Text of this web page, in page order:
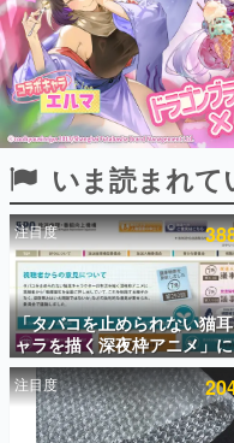
アプリセール情報
インタビュー
連載・特集
殿堂入り記事
SNS拡散数が
ど。多くの人
事をまとめま
ゲームの企
名作ゲームク
聞きし、ヒッ
きます。
赫本
この物語を解
の形をした短編
いま読まれて
注目度
「タバコを止められない猫
ャラを描く深夜枠アニメ」
聴者の一部から批判意見。
薬物の使用と思わしき描写
めて、BPOが議論を交わす
注目度